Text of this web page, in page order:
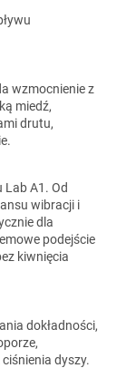
wzmocnienie z
miedź,
drutu,
Lab A1. Od
wibracji i
dla
podejście
kiwnięcia
dokładności,
dyszy.